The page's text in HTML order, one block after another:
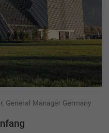
General Manager Germany